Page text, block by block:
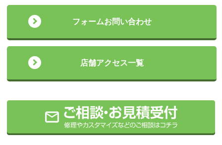
フォームお問い合わせ
店舗アクセス一覧